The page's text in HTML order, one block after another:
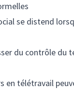
se distend
du contrôle du
en télétravail